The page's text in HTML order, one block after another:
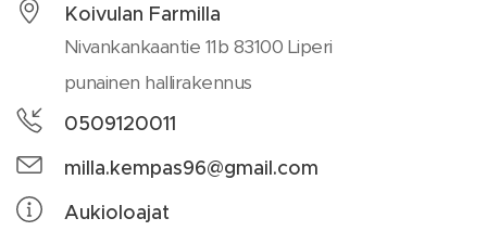
Koivulan Farmilla
Nivankankaantie 11b 83100 Liperi
punainen hallirakennus
0509120011
milla.kempas96@gmail.com
Aukioloajat